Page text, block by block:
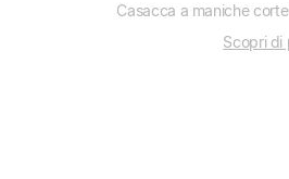
Casacca a maniche
Scopri di